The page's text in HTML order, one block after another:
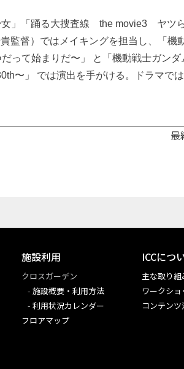
」「踊る大捜査線 the movie3 ヤツ
督）ではメイキングを担当し、「機
て始まりだ〜」 と「機動戦士ガンダ
〜」 では演出を手がける。ドラマで
最
施設利用
クロスガーデン
施設概要・利用方法
利用状況カレンダー
フロアマップ
ICCにつ
主な取り組
ワークシ
コンテン